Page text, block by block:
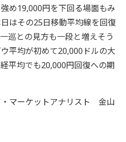
め19,000円を下回る場面もみ
はその25日移動平均線を回復
巡との見方も一段と増えそう
平均が初めて20,000ドルの大
平均でも20,000円回復への期
マーケットアナリスト 金山